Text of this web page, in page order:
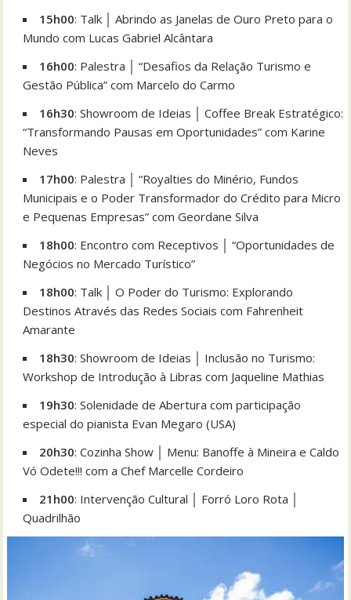
15h00: Talk │ Abrindo as Janelas de Ouro Preto para o
Mundo com Lucas Gabriel Alcântara
16h00: Palestra │ “Desafios da Relação Turismo e
Gestão Pública” com Marcelo do Carmo
16h30: Showroom de Ideias │ Coffee Break Estratégico:
“Transformando Pausas em Oportunidades” com Karine
Neves
17h00: Palestra │ “Royalties do Minério, Fundos
Municipais e o Poder Transformador do Crédito para Micro
e Pequenas Empresas” com Geordane Silva
18h00: Encontro com Receptivos │ “Oportunidades de
Negócios no Mercado Turístico”
18h00: Talk │ O Poder do Turismo: Explorando
Destinos Através das Redes Sociais com Fahrenheit
Amarante
18h30: Showroom de Ideias │ Inclusão no Turismo:
Workshop de Introdução à Libras com Jaqueline Mathias
19h30: Solenidade de Abertura com participação
especial do pianista Evan Megaro (USA)
20h30: Cozinha Show │ Menu: Banoffe à Mineira e Caldo
Vó Odete!!! com a Chef Marcelle Cordeiro
21h00: Intervenção Cultural │ Forró Loro Rota │
Quadrilhão